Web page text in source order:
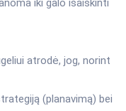
iki galo išaiškinti
atrodė, jog, norint
(planavimą) bei